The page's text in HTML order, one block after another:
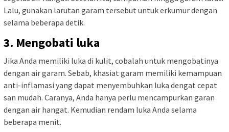
Lalu, gunakan larutan garam tersebut untuk erkumur dengan
selama beberapa detik.
3. Mengobati luka
Jika Anda memiliki luka di kulit, cobalah untuk mengobatinya
dengan air garam. Sebab, khasiat garam memiliki kemampuan
anti-inflamasi yang dapat menyembuhkan luka dengat cepat
san mudah. Caranya, Anda hanya perlu mencampurkan garan
dengan air hangat. Kemudian rendam luka Anda selama
beberapa menit.